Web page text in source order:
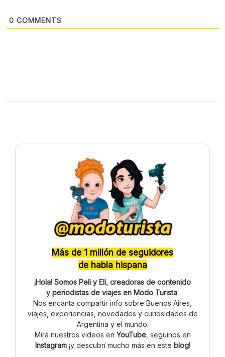
0 COMMENTS
Más de 1 millón de seguidores
de habla hispana
¡Hola! Somos Peli y Eli, creadoras de contenido
y periodistas de viajes en Modo Turista.
Nos encanta compartir info sobre Buenos Aires,
viajes, experiencias, novedades y curiosidades de
Argentina y el mundo.
Mirá nuestros videos en YouTube, seguinos en
Instagram¡y descubrí mucho más en este blog!